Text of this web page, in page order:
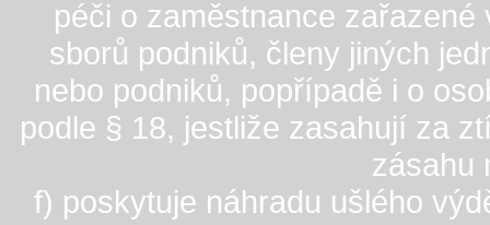
péči o zaměstnance
sborů podniků, členy jiných
nebo podniků, popřípadě i o
podle § 18, jestliže zasahují za
zásahu
f) poskytuje náhradu ušlého